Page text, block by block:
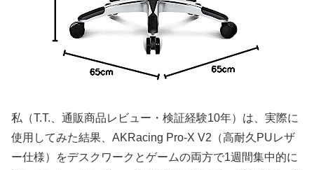
私（T.T.、通販商品レビュー・検証経験10年）は、実際に
使用してみた結果、AKRacing Pro-X V2（高耐久PUレザ
ー仕様）をデスクワークとゲームの両方で1週間集中的に